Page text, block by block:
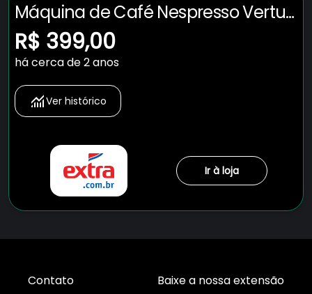
Máquina de Café Nespresso Vertuo
Pop com Kit Boas-Vindas –
Vermelha
R$ 399,00
há cerca de 2 anos
Ver histórico
Ir à loja
Contato
Baixe a nossa extensão